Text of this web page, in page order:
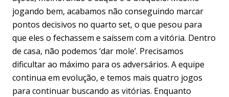
jogando bem, acabamos não conseguindo marcar
pontos decisivos no quarto set, o que pesou para
que eles o fechassem e saíssem com a vitória. Dentro
de casa, não podemos ‘dar mole’. Precisamos
dificultar ao máximo para os adversários. A equipe
continua em evolução, e temos mais quatro jogos
para continuar buscando as vitórias. Enquanto